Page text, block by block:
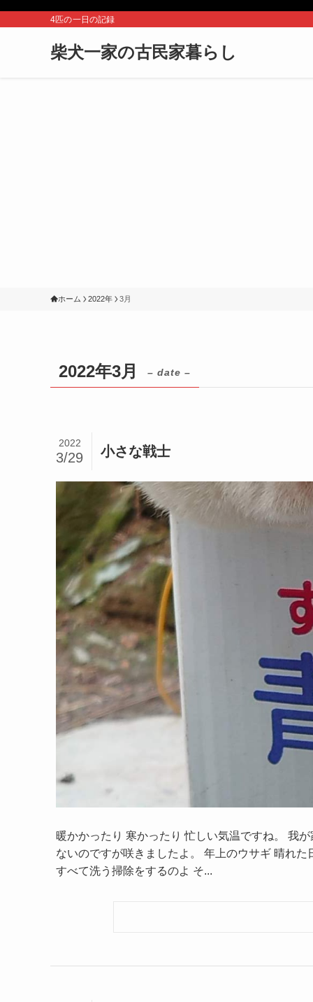
4匹の一日の記録
柴犬一家の古民家暮らし
ホーム 2022年 3月
2022年3月 – date –
小さな戦士
2022
3/29
暖かかったり 寒かったり 忙しい気温ですね。 我
ないのですが咲きましたよ。 年上のウサギ 晴れ
すべて洗う掃除をするのよ そ...